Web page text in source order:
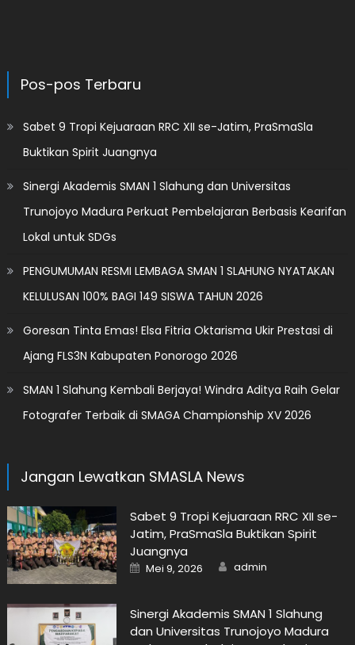
Pos-pos Terbaru
Sabet 9 Tropi Kejuaraan RRC XII se-Jatim, PraSmaSla
Buktikan Spirit Juangnya
Sinergi Akademis SMAN 1 Slahung dan Universitas
Trunojoyo Madura Perkuat Pembelajaran Berbasis Kearifan
Lokal untuk SDGs
PENGUMUMAN RESMI LEMBAGA SMAN 1 SLAHUNG NYATAKAN
KELULUSAN 100% BAGI 149 SISWA TAHUN 2026
Goresan Tinta Emas! Elsa Fitria Oktarisma Ukir Prestasi di
Ajang FLS3N Kabupaten Ponorogo 2026
SMAN 1 Slahung Kembali Berjaya! Windra Aditya Raih Gelar
Fotografer Terbaik di SMAGA Championship XV 2026
Jangan Lewatkan SMASLA News
Sabet 9 Tropi Kejuaraan RRC XII se-
Jatim, PraSmaSla Buktikan Spirit
Juangnya
Posted
on
Mei 9, 2026 Author
admin
Sinergi Akademis SMAN 1 Slahung
dan Universitas Trunojoyo Madura